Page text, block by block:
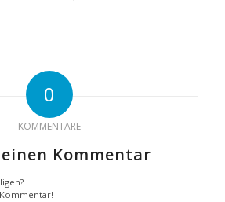
0
KOMMENTARE
Kommentar